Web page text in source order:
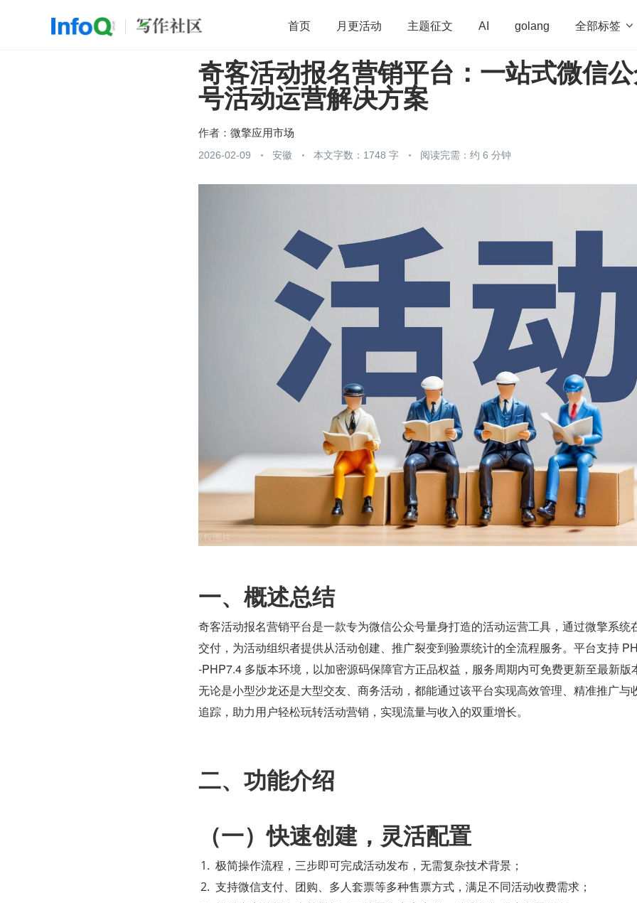
首页 月更活动 主题征文 AI golang 全部标签 
开源 架构 OpenHarmony 算法 学习方法 Web3.0 高
团队管理 程序员 运维
奇客活动报名营销平台：一站式微信
号活动运营解决方案
作者： 微擎应用市场
2026-02-09 安徽 本文字数：1748 字 阅读完需：约 6 分钟
一、概述总结
奇客活动报名营销平台是一款专为微信公众号量身打造的活动运营工具，通过微擎系统
交付，为活动组织者提供从活动创建、推广裂变到验票统计的全流程服务。平台支持
-PHP7.4 多版本环境，以加密源码保障官方正品权益，服务周期内可免费更新至最新版
无论是小型沙龙还是大型交友、商务活动，都能通过该平台实现高效管理、精准推广与
追踪，助力用户轻松玩转活动营销，实现流量与收入的双重增长。
二、功能介绍
（一）快速创建，灵活配置
极简操作流程，三步即可完成活动发布，无需复杂技术背景；
支持微信支付、团购、多人套票等多种售票方式，满足不同活动收费需求；